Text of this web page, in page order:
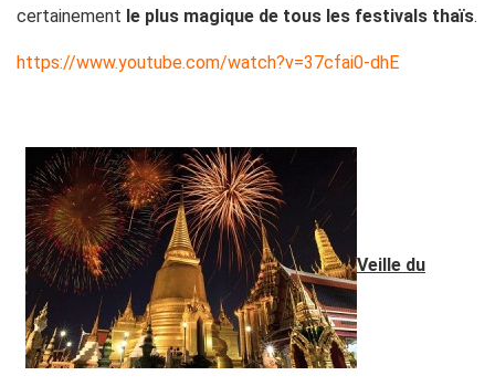
certainement le plus magique de tous les festivals thaïs.
https://www.youtube.com/watch?v=37cfai0-dhE
Veille du